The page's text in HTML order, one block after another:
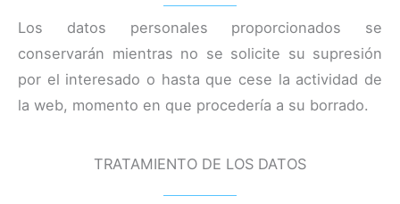
Los datos personales proporcionados se
conservarán mientras no se solicite su supresión
por el interesado o hasta que cese la actividad de
la web, momento en que procedería a su borrado.
TRATAMIENTO DE LOS DATOS